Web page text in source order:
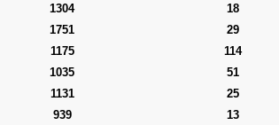
1304 18
1751 29
1175 114
1035 51
1131 25
939 13